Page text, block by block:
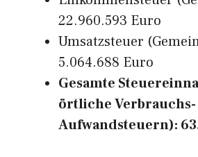
22.960.593 Euro
Umsatzsteuer
5.064.688 Euro
Gesamte
örtliche
Aufwandsteuern):